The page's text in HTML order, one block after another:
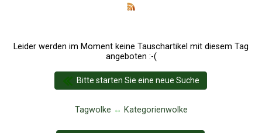
Leider werden im Moment keine Tauschartikel mit diesem Tag
angeboten :-(
Bitte starten Sie eine neue Suche
Tagwolke ↔ Kategorienwolke